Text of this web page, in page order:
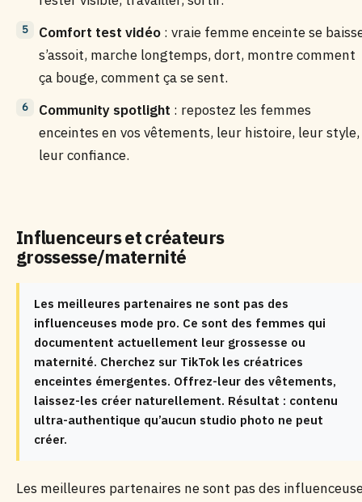
Comfort test vidéo : vraie femme enceinte se
s’assoit, marche longtemps, dort, montre comment
ça bouge, comment ça se sent.
Community spotlight : repostez les femmes
enceintes en vos vêtements, leur histoire, leur style,
leur confiance.
Influenceurs et créateurs
grossesse/maternité
Les meilleures partenaires ne sont pas des
influenceuses mode pro. Ce sont des femmes qui
documentent actuellement leur grossesse ou
maternité. Cherchez sur TikTok les créatrices
enceintes émergentes. Offrez-leur des vêtements,
laissez-les créer naturellement. Résultat : contenu
ultra-authentique qu’aucun studio photo ne peut
créer.
Les meilleures partenaires ne sont pas des